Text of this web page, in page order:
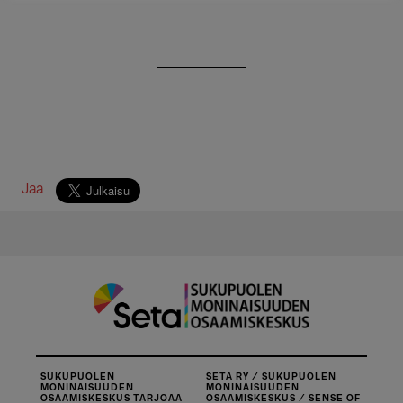
Jaa
SUKUPUOLEN
MONINAISUUDEN
OSAAMISKESKUS TARJOAA
SETA RY / SUKUPUOLEN
MONINAISUUDEN
OSAAMISKESKUS / SENSE OF